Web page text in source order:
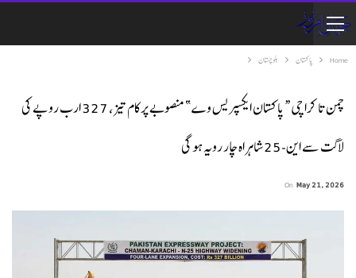
Home پاکستان بلوچستان
چمن تا کراچی “پاکستان ایکسپریس وے” منصوبے پر کام تیز، 327 ارب روپے کی
لاگت سے این-25 شاہراہ چار رویہ ہو گی
On May 21, 2026